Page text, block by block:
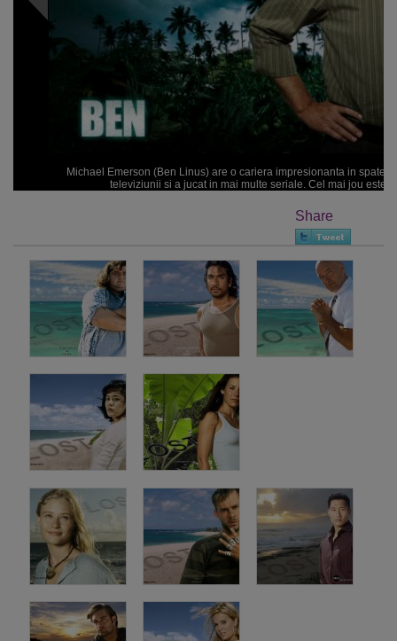
Michael Emerson (Ben Linus) are o cariera impresionanta in spate.
televiziunii si a jucat in mai multe seriale. Cel mai jou este
Share